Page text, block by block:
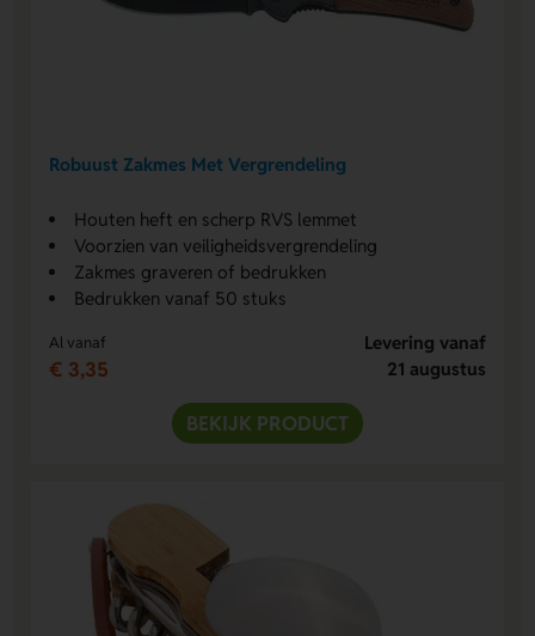
Robuust Zakmes Met Vergrendeling
Houten heft en scherp RVS lemmet
Voorzien van veiligheidsvergrendeling
Zakmes graveren of bedrukken
Bedrukken vanaf 50 stuks
Al vanaf
€ 3,35
Levering vanaf
21 augustus
BEKIJK PRODUCT